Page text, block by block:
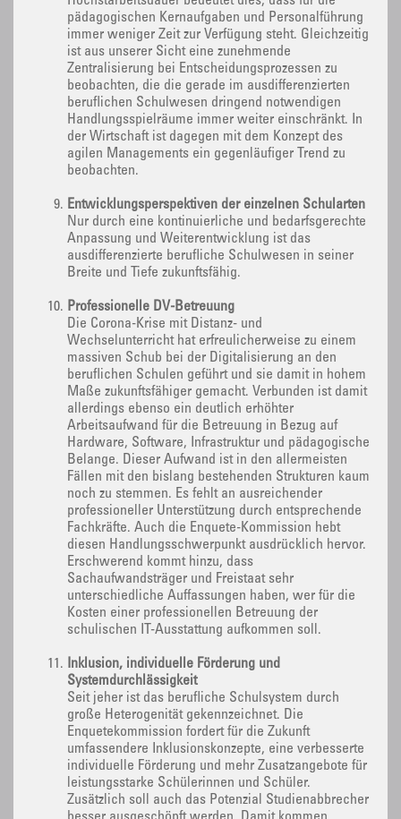
pädagogischen Kernaufgaben und Personalführung
immer weniger Zeit zur Verfügung steht. Gleichzeitig
ist aus unserer Sicht eine zunehmende
Zentralisierung bei Entscheidungsprozessen zu
beobachten, die die gerade im ausdifferenzierten
beruflichen Schulwesen dringend notwendigen
Handlungsspielräume immer weiter einschränkt. In
der Wirtschaft ist dagegen mit dem Konzept des
agilen Managements ein gegenläufiger Trend zu
beobachten.
Entwicklungsperspektiven der einzelnen Schularten
Nur durch eine kontinuierliche und bedarfsgerechte
Anpassung und Weiterentwicklung ist das
ausdifferenzierte berufliche Schulwesen in seiner
Breite und Tiefe zukunftsfähig.
Professionelle DV-Betreuung
Die Corona-Krise mit Distanz- und
Wechselunterricht hat erfreulicherweise zu einem
massiven Schub bei der Digitalisierung an den
beruflichen Schulen geführt und sie damit in hohem
Maße zukunftsfähiger gemacht. Verbunden ist damit
allerdings ebenso ein deutlich erhöhter
Arbeitsaufwand für die Betreuung in Bezug auf
Hardware, Software, Infrastruktur und pädagogische
Belange. Dieser Aufwand ist in den allermeisten
Fällen mit den bislang bestehenden Strukturen kaum
noch zu stemmen. Es fehlt an ausreichender
professioneller Unterstützung durch entsprechende
Fachkräfte. Auch die Enquete-Kommission hebt
diesen Handlungsschwerpunkt ausdrücklich hervor.
Erschwerend kommt hinzu, dass
Sachaufwandsträger und Freistaat sehr
unterschiedliche Auffassungen haben, wer für die
Kosten einer professionellen Betreuung der
schulischen IT-Ausstattung aufkommen soll.
Inklusion, individuelle Förderung und
Systemdurchlässigkeit
Seit jeher ist das berufliche Schulsystem durch
große Heterogenität gekennzeichnet. Die
Enquetekommission fordert für die Zukunft
umfassendere Inklusionskonzepte, eine verbesserte
individuelle Förderung und mehr Zusatzangebote für
leistungsstarke Schülerinnen und Schüler.
Zusätzlich soll auch das Potenzial Studienabbrecher